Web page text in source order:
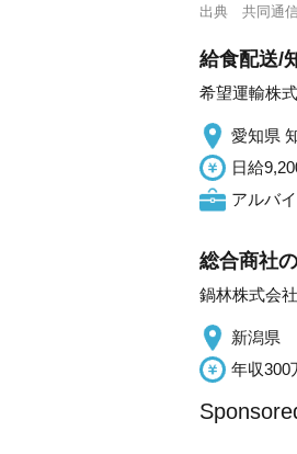
出典 共同通
給食配送/
希望運輸株
愛知県
日給
アルバ
総合商社
鍋林株式会社
新潟県
年収300